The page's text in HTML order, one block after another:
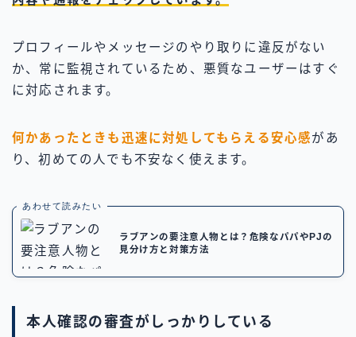
プロフィールやメッセージのやり取りに違反がない
か、常に監視されているため、悪質なユーザーはすぐ
に対応されます。
何かあったときも迅速に対処してもらえる安心感があ
り、初めての人でも不安なく使えます。
あわせて読みたい
ラブアンの要注意人物とは？危険なパパやPJの
見分け方と対策方法
本人確認の審査がしっかりしている